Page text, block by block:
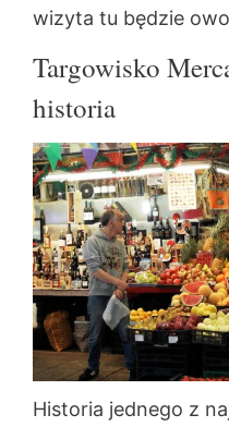
wizyta tu będzie
Targowisko
historia
Historia jednego z